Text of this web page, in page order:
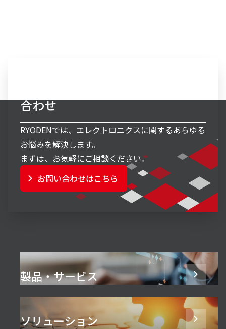
合わせ
RYODENでは、エレクトロニクスに関するあらゆる
お悩みを解決します。
まずは、お気軽にご相談ください。
お問い合わせはこちら
製品・サービス
ソリューション